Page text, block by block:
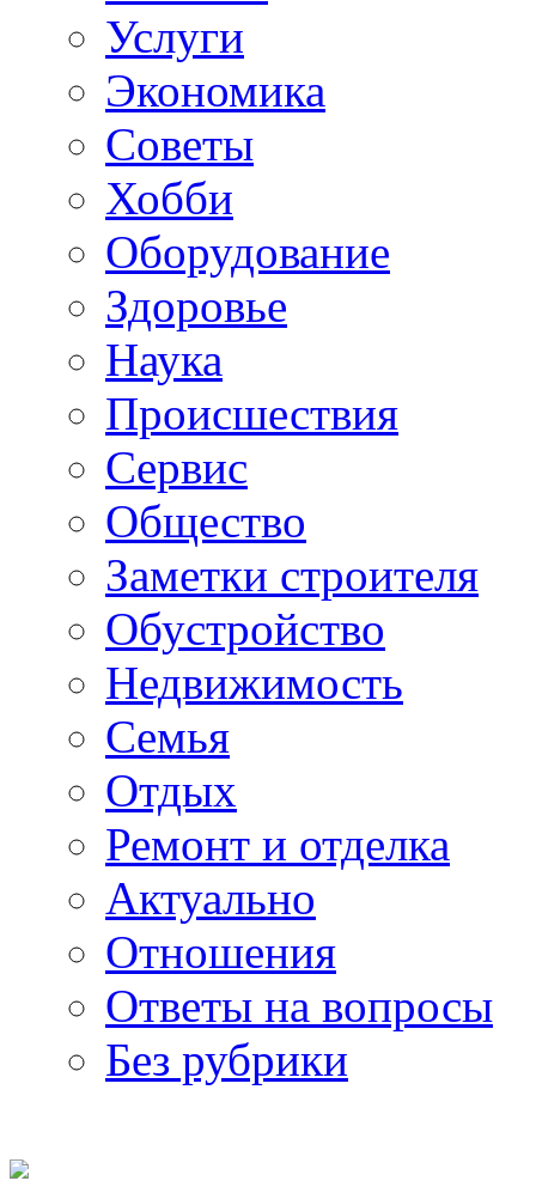
Услуги
Экономика
Советы
Хобби
Oборудование
Здоровье
Наука
Происшествия
Сервис
Общество
Заметки строителя
Обустройство
Недвижимость
Семья
Отдых
Ремонт и отделка
Актуально
Отношения
Ответы на вопросы
Без рубрики